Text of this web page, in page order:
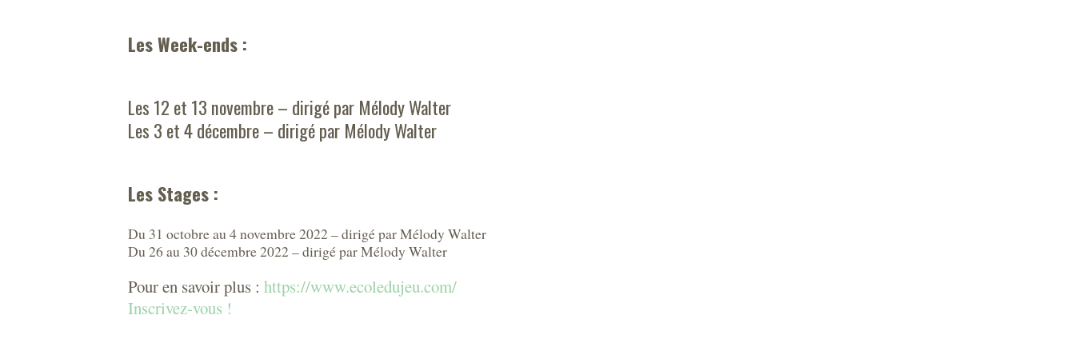
Les Week-ends :
Les 12 et 13 novembre – dirigé par Mélody Walter
Les 3 et 4 décembre – dirigé par Mélody Walter
Les Stages :
Du 31 octobre au 4 novembre 2022 – dirigé par Mélody Walter
Du 26 au 30 décembre 2022 – dirigé par Mélody Walter
Pour en savoir plus : https://www.ecoledujeu.com/
Inscrivez-vous !